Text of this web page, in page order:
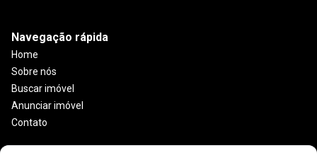
Navegação rápida
Home
Sobre nós
Buscar imóvel
Anunciar imóvel
Contato